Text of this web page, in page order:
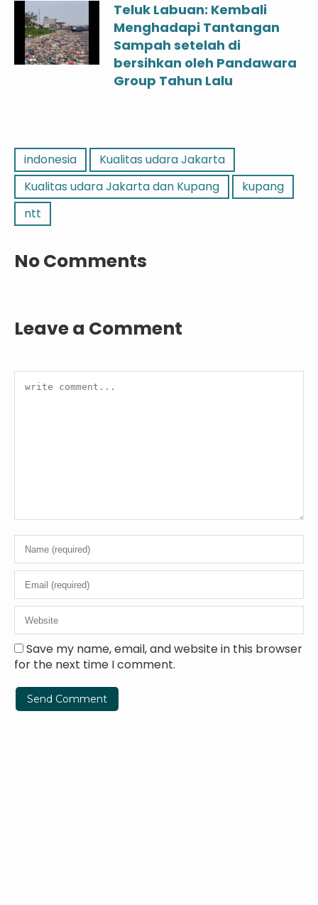
Teluk Labuan: Kembali
Menghadapi Tantangan
Sampah setelah di
bersihkan oleh Pandawara
Group Tahun Lalu
indonesia
Kualitas udara Jakarta
Kualitas udara Jakarta dan Kupang
kupang
ntt
No Comments
Leave a Comment
Save my name, email, and website in this browser
for the next time I comment.